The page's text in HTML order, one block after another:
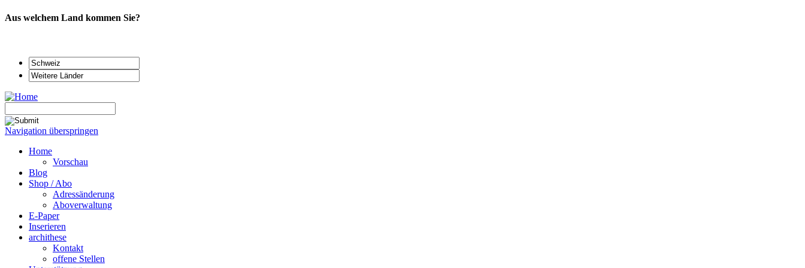
Aus welchem Land kommen Sie?
Navigation überspringen
Home
Vorschau
Blog
Shop / Abo
Adressänderung
Aboverwaltung
E-Paper
Inserieren
archithese
Kontakt
offene Stellen